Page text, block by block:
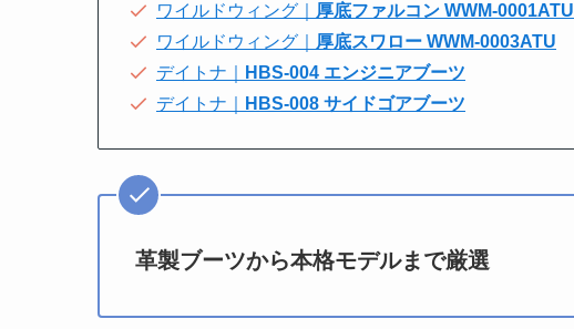
ワイルドウィング｜ 厚底ファルコン WWM-0001ATU
ワイルドウィング｜ 厚底スワロー WWM-0003ATU
デイトナ｜
HBS-004 エンジニアブーツ
デイトナ｜
HBS-008 サイドゴアブーツ
革製ブーツから本格モデルまで厳選